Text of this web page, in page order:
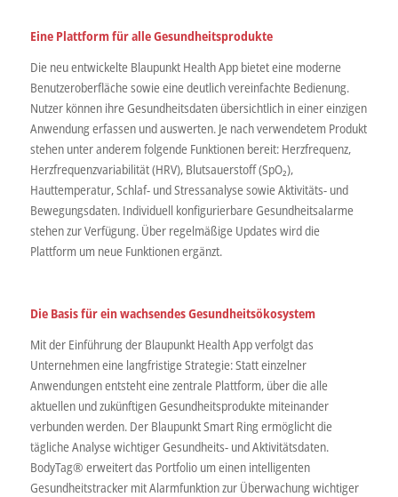
Eine Plattform für alle Gesundheitsprodukte
Die neu entwickelte Blaupunkt Health App bietet eine moderne
Benutzeroberfläche sowie eine deutlich vereinfachte Bedienung.
Nutzer können ihre Gesundheitsdaten übersichtlich in einer einzigen
Anwendung erfassen und auswerten. Je nach verwendetem Produkt
stehen unter anderem folgende Funktionen bereit: Herzfrequenz,
Herzfrequenzvariabilität (HRV), Blutsauerstoff (SpO₂),
Hauttemperatur, Schlaf- und Stressanalyse sowie Aktivitäts- und
Bewegungsdaten. Individuell konfigurierbare Gesundheitsalarme
stehen zur Verfügung. Über regelmäßige Updates wird die
Plattform um neue Funktionen ergänzt.
Die Basis für ein wachsendes Gesundheitsökosystem
Mit der Einführung der Blaupunkt Health App verfolgt das
Unternehmen eine langfristige Strategie: Statt einzelner
Anwendungen entsteht eine zentrale Plattform, über die alle
aktuellen und zukünftigen Gesundheitsprodukte miteinander
verbunden werden. Der Blaupunkt Smart Ring ermöglicht die
tägliche Analyse wichtiger Gesundheits- und Aktivitätsdaten.
BodyTag® erweitert das Portfolio um einen intelligenten
Gesundheitstracker mit Alarmfunktion zur Überwachung wichtiger